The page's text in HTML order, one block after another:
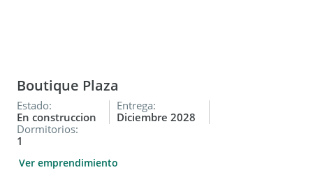
Boutique Plaza
Estado:
En construccion
Entrega:
Diciembre 2028
Dormitorios:
1
Ver emprendimiento